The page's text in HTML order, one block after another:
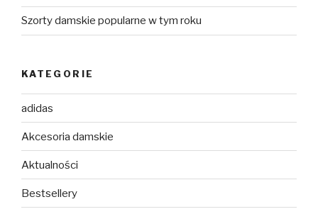
Szorty damskie popularne w tym roku
KATEGORIE
adidas
Akcesoria damskie
Aktualności
Bestsellery